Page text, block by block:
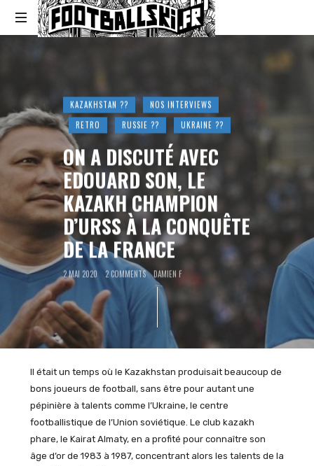
Footballski
centrale
et
d'Europe
l'Est
KAZAKHSTAN ??
NOS INTERVIEWS
RETRO
RUSSIE ?? UKRAINE ??
ON A DISCUTÉ AVEC
EDOUARD SON, LE
KAZAKH CHAMPION
D’URSS À LA CONQUÊTE
DE LA FRANCE
2 MAI 2020 2 COMMENTS DAMIEN F
Il était un temps où le Kazakhstan produisait beaucoup de
bons joueurs de football, sans être pour autant une
pépinière à talents comme l’Ukraine, le centre
footballistique de l’Union soviétique. Le club kazakh
phare, le Kairat Almaty, en a profité pour connaître son
âge d’or de 1983 à 1987, concentrant alors les talents de la